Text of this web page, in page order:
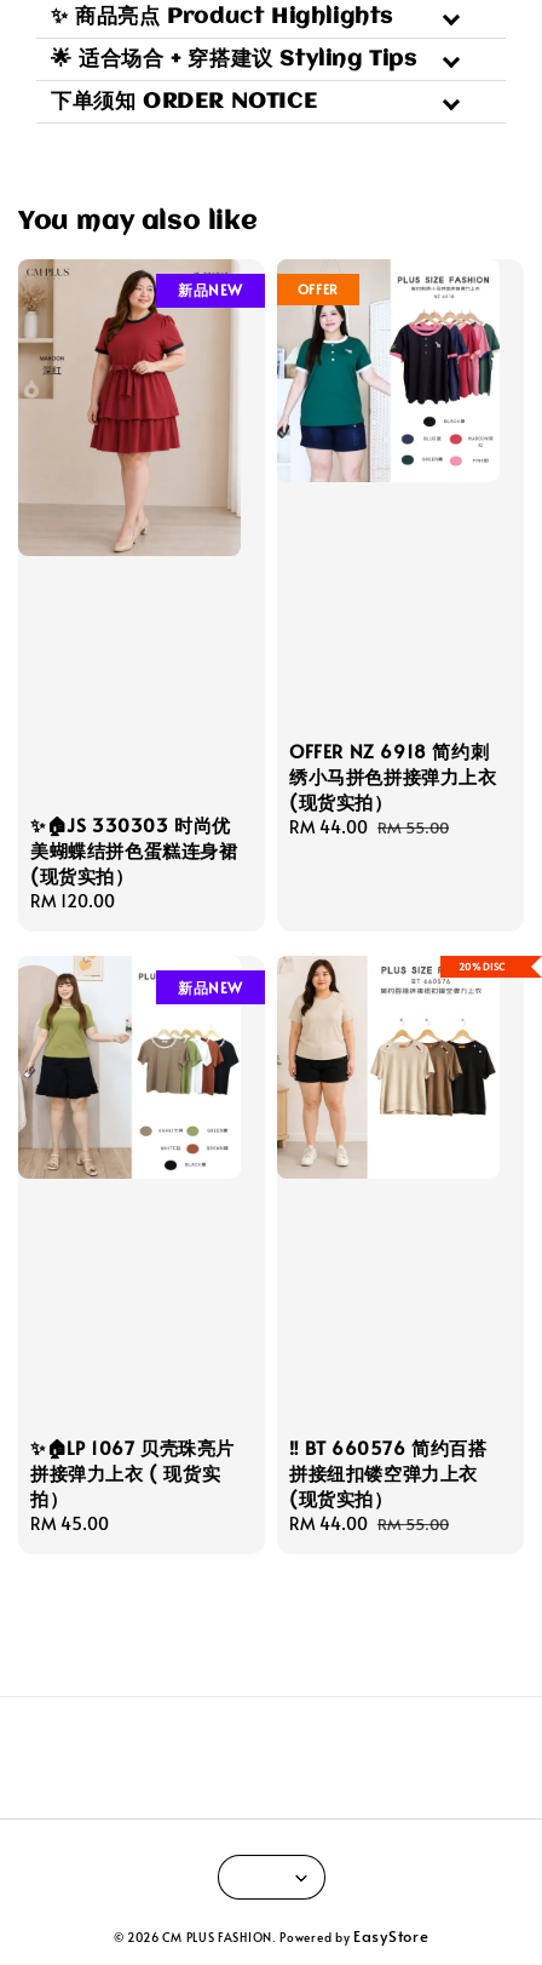
✨ 商品亮点 Product Highlights
🌟 适合场合 + 穿搭建议 Styling Tips
下单须知 ORDER NOTICE
You may also like
新品NEW
✨🏠JS 330303 时尚优
美蝴蝶结拼色蛋糕连身裙
(现货实拍）
Regular
RM 120.00
OFFER
OFFER NZ 6918 简约刺
绣小马拼色拼接弹力上衣
(现货实拍）
Sale
RM 44.00 Regular
RM 55.00
新品NEW
✨🏠LP 1067 贝壳珠亮片
拼接弹力上衣 ( 现货实
拍）
Regular
RM 45.00
20%DISC
‼️ BT 660576 简约百搭
拼接纽扣镂空弹力上衣
(现货实拍）
Sale
RM 44.00 Regular
RM 55.00
© 2026 CM PLUS FASHION. Powered by EasyStore